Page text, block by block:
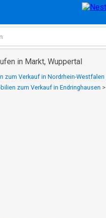
in Markt, Wuppertal
zum Verkauf in Nordrhein-Westfalen
zum Verkauf in Endringhausen >